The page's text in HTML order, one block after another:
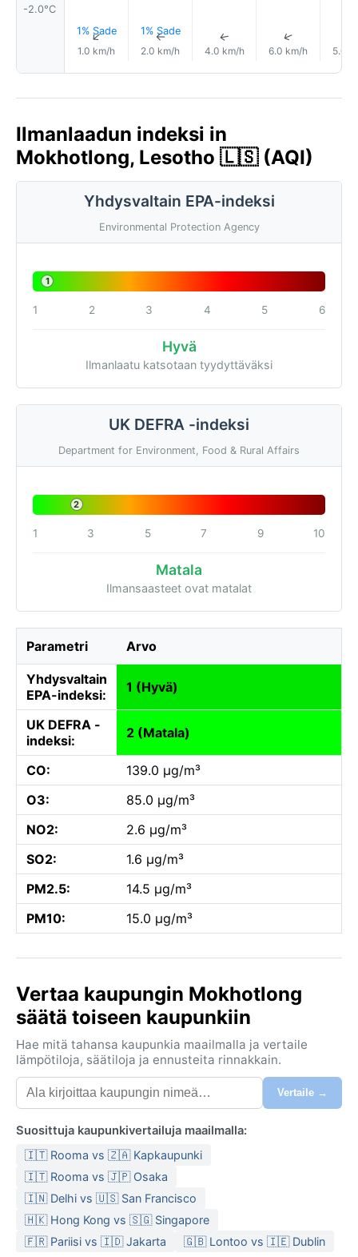
-2.0°C
1% Sade
↑
1.0 km/h
1% Sade
↑
2.0 km/h
↑
4.0 km/h
↑
6.0 km/h 5.0
Ilmanlaadun indeksi in
Mokhotlong, Lesotho 🇱🇸 (AQI)
Yhdysvaltain EPA-indeksi
Environmental Protection Agency
1
1 2 3 4 5 6
Hyvä
Ilmanlaatu katsotaan tyydyttäväksi
UK DEFRA -indeksi
Department for Environment, Food & Rural Affairs
2
1 3 5 7 9 10
Matala
Ilmansaasteet ovat matalat
Parametri Arvo
Yhdysvaltain
EPA-indeksi:
1 (Hyvä)
UK DEFRA -
indeksi:
2 (Matala)
CO:
139.0 µg/m³
O3:
85.0 µg/m³
NO2:
2.6 µg/m³
SO2:
1.6 µg/m³
PM2.5:
14.5 µg/m³
PM10:
15.0 µg/m³
Vertaa kaupungin Mokhotlong
säätä toiseen kaupunkiin
Hae mitä tahansa kaupunkia maailmalla ja vertaile
lämpötiloja, säätiloja ja ennusteita rinnakkain.
Vertaile →
Suosittuja kaupunkivertailuja maailmalla:
🇮🇹 Rooma vs 🇿🇦 Kapkaupunki
🇮🇹 Rooma vs 🇯🇵 Osaka
🇮🇳 Delhi vs 🇺🇸 San Francisco
🇭🇰 Hong Kong vs 🇸🇬 Singapore
🇫🇷 Pariisi vs 🇮🇩 Jakarta
🇬🇧 Lontoo vs 🇮🇪 Dublin